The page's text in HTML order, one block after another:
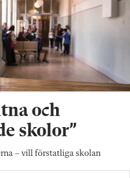
och
skolor”
– vill förstatliga skolan